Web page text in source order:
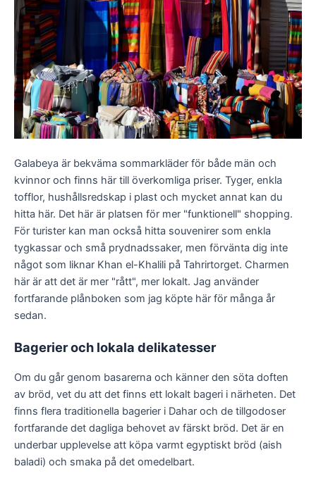
Galabeya är bekväma sommarkläder för både män och
kvinnor och finns här till överkomliga priser. Tyger, enkla
tofflor, hushållsredskap i plast och mycket annat kan du
hitta här. Det här är platsen för mer "funktionell" shopping.
För turister kan man också hitta souvenirer som enkla
tygkassar och små prydnadssaker, men förvänta dig inte
något som liknar Khan el-Khalili på Tahrirtorget. Charmen
här är att det är mer "rått", mer lokalt. Jag använder
fortfarande plånboken som jag köpte här för många år
sedan.
Bagerier och lokala delikatesser
Om du går genom basarerna och känner den söta doften
av bröd, vet du att det finns ett lokalt bageri i närheten. Det
finns flera traditionella bagerier i Dahar och de tillgodoser
fortfarande det dagliga behovet av färskt bröd. Det är en
underbar upplevelse att köpa varmt egyptiskt bröd (aish
baladi) och smaka på det omedelbart.